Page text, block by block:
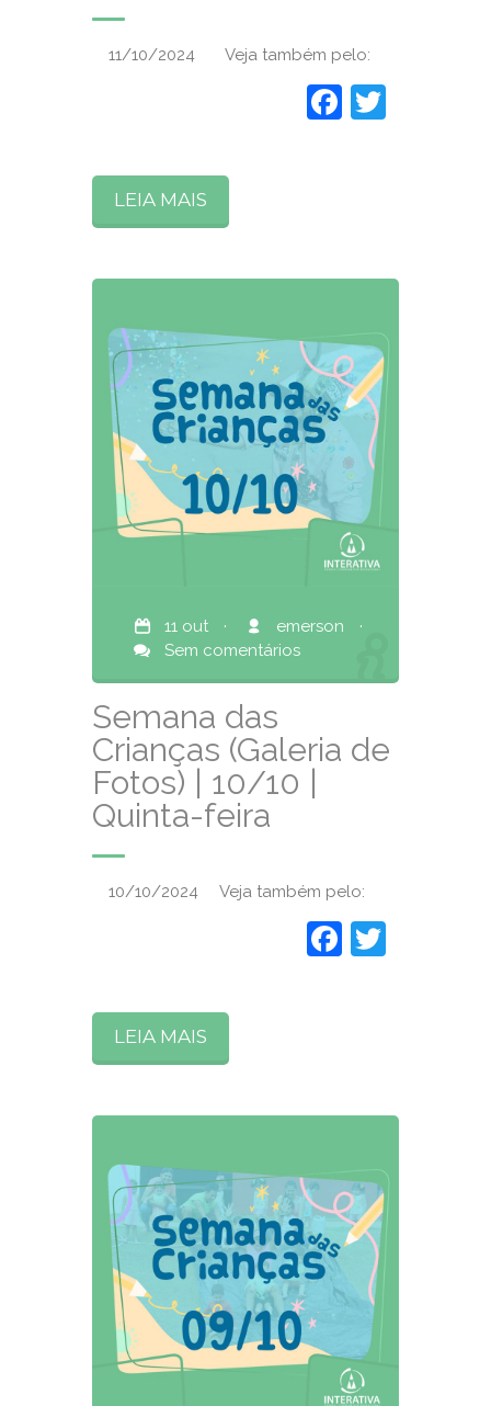
11/10/2024 Veja também pelo:
LEIA MAIS
11 out · emerson
·
Sem comentários
Semana das
Crianças (Galeria de
Fotos) | 10/10 |
Quinta-feira
10/10/2024 Veja também pelo:
LEIA MAIS